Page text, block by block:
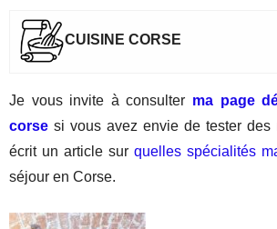
CUISINE CORSE
Je vous invite à consulter ma page
corse si vous avez envie de tester des
écrit un article sur quelles spécialités
séjour en Corse.